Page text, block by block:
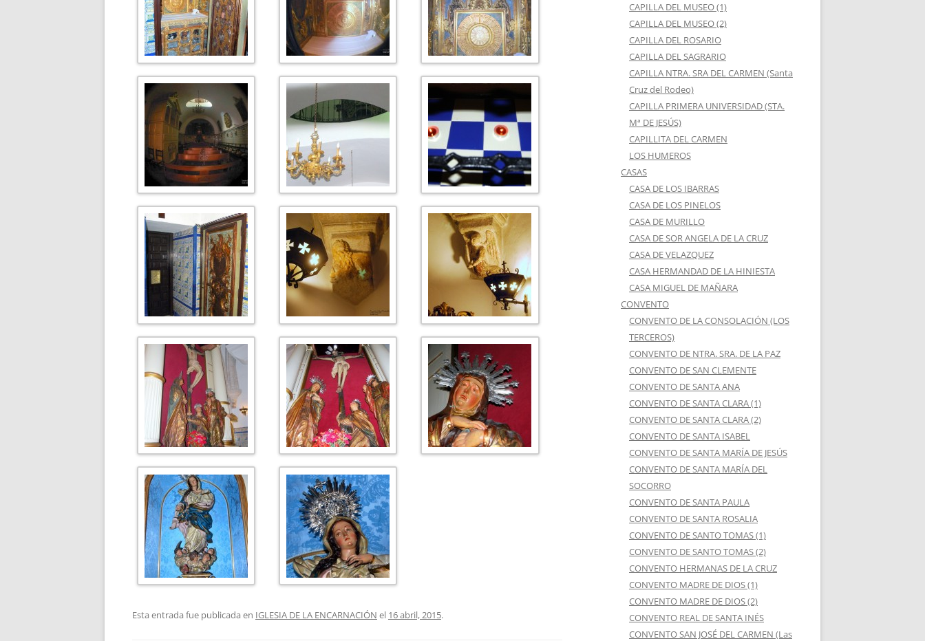
Esta entrada fue publicada en IGLESIA DE LA ENCARNACIÓN el 16 abril, 2015.
CAPILLA DEL MUSEO (1)
CAPILLA DEL MUSEO (2)
CAPILLA DEL ROSARIO
CAPILLA DEL SAGRARIO
CAPILLA NTRA. SRA DEL CARMEN (Santa
Cruz del Rodeo)
CAPILLA PRIMERA UNIVERSIDAD (STA.
Mª DE JESÚS)
CAPILLITA DEL CARMEN
LOS HUMEROS
CASAS
CASA DE LOS IBARRAS
CASA DE LOS PINELOS
CASA DE MURILLO
CASA DE SOR ANGELA DE LA CRUZ
CASA DE VELAZQUEZ
CASA HERMANDAD DE LA HINIESTA
CASA MIGUEL DE MAÑARA
CONVENTO
CONVENTO DE LA CONSOLACIÓN (LOS
TERCEROS)
CONVENTO DE NTRA. SRA. DE LA PAZ
CONVENTO DE SAN CLEMENTE
CONVENTO DE SANTA ANA
CONVENTO DE SANTA CLARA (1)
CONVENTO DE SANTA CLARA (2)
CONVENTO DE SANTA ISABEL
CONVENTO DE SANTA MARÍA DE JESÚS
CONVENTO DE SANTA MARÍA DEL
SOCORRO
CONVENTO DE SANTA PAULA
CONVENTO DE SANTA ROSALIA
CONVENTO DE SANTO TOMAS (1)
CONVENTO DE SANTO TOMAS (2)
CONVENTO HERMANAS DE LA CRUZ
CONVENTO MADRE DE DIOS (1)
CONVENTO MADRE DE DIOS (2)
CONVENTO REAL DE SANTA INÉS
CONVENTO SAN JOSÉ DEL CARMEN (Las